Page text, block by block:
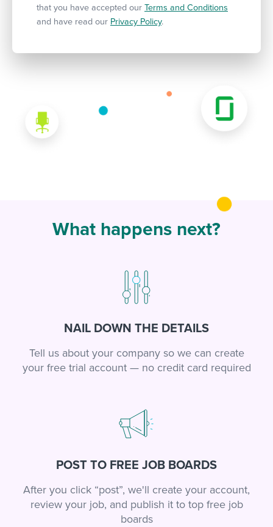
that you have accepted our Terms and Conditions
and have read our Privacy Policy.
What happens next?
NAIL DOWN THE DETAILS
Tell us about your company so we can create
your free trial account — no credit card required
POST TO FREE JOB BOARDS
After you click “post”, we'll create your account,
review your job, and publish it to top free job
boards